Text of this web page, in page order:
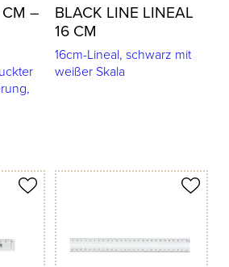
–
BLACK LINE LINEAL
16 CM
16cm-Lineal, schwarz mit
weißer Skala
Produkt merken